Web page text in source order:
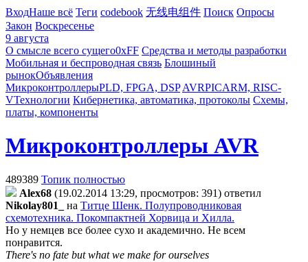
ВходНаше всё Теги codebook 无线电组件 Поиск Опросы
Закон Воскресенье
9 августа
О смысле всего сущего0xFF Средства и методы разработки
Мобильная и беспроводная связь Блошиный
рынокОбъявления
МикроконтроллерыPLD, FPGA, DSP AVRPICARM, RISC-
VТехнологии Кибернетика, автоматика, протоколы Схемы,
платы, компоненты
Микроконтроллеры AVR
489389 Топик полностью
Alex68 (19.02.2014 13:29, просмотров: 391) ответил
Nikolay801_
на Титце Шенк. Полупроводниковая
схемотехника. Покомпактней Хорвица и Хилла.
Но у немцев все более сухо и академично. Не всем
понравится.
There's no fate but what we make for ourselves